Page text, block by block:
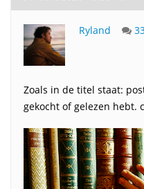
Ryland
Zoals in de titel staat:
gekocht of gelezen hebt.